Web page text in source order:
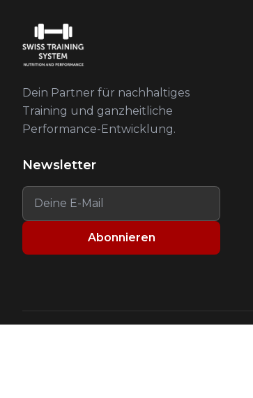
Dein Partner für nachhaltiges
Training und ganzheitliche
Performance-Entwicklung.
Newsletter
Abonnieren